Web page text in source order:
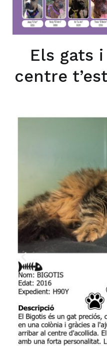
Els gats
centre